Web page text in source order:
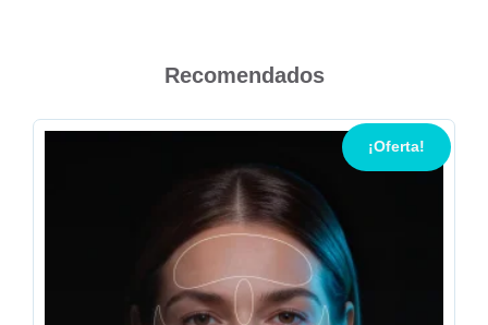
Recomendados
¡Oferta!